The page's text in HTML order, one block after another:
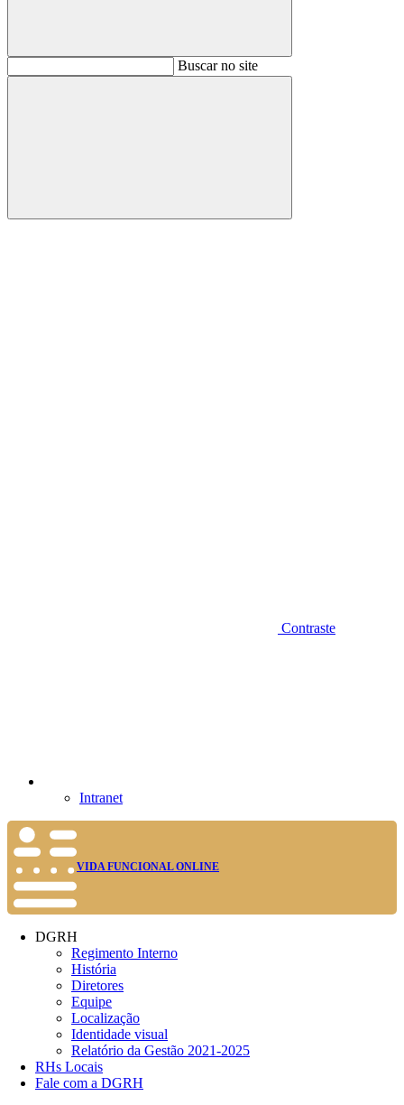
BuscarBuscar no site
Buscar
Contraste
Intranet
VIDA FUNCIONAL ONLINE
DGRH
Regimento Interno
História
Diretores
Equipe
Localização
Identidade visual
Relatório da Gestão 2021-2025
RHs Locais
Fale com a DGRH